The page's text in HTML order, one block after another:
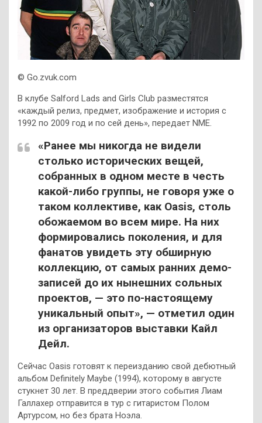
© Go.zvuk.com
В клубе Salford Lads and Girls Club разместятся
«каждый релиз, предмет, изображение и история с
1992 по 2009 год и по сей день», передает NME.
«Ранее мы никогда не видели
столько исторических вещей,
собранных в одном месте в честь
какой-либо группы, не говоря уже о
таком коллективе, как Oasis, столь
обожаемом во всем мире. На них
формировались поколения, и для
фанатов увидеть эту обширную
коллекцию, от самых ранних демо-
записей до их нынешних сольных
проектов, — это по-настоящему
уникальный опыт», — отметил один
из организаторов выставки Кайл
Дейл.
Сейчас Oasis готовят к переизданию свой дебютный
альбом Definitely Maybe (1994), которому в августе
стукнет 30 лет. В преддверии этого события Лиам
Галлахер отправится в тур с гитаристом Полом
Артурсом, но без брата Ноэла.